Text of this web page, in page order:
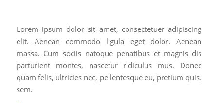
Lorem ipsum dolor sit amet, consectetuer adipiscing
elit. Aenean commodo ligula eget dolor. Aenean
massa. Cum sociis natoque penatibus et magnis dis
parturient montes, nascetur ridiculus mus. Donec
quam felis, ultricies nec, pellentesque eu, pretium quis,
sem.